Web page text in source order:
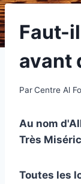
Faut-
avant
ParCentre Al
Au nom
Très
Toutes les